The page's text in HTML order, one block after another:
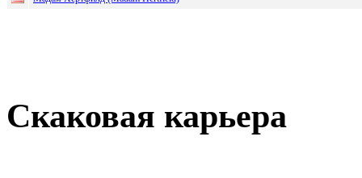
Скаковая карьера